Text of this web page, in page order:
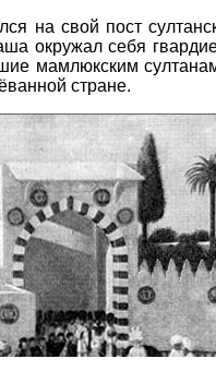
на свой пост
окружал себя
мамлюкским
стране.